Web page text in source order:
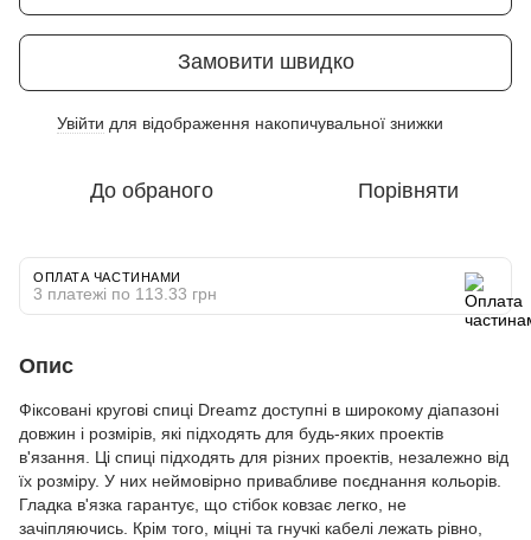
Замовити швидко
Увійти для відображення накопичувальної знижки
До обраного Порівняти
ОПЛАТА ЧАСТИНАМИ
3 платежі по 113.33 грн
Опис
Фіксовані кругові спиці Dreamz доступні в широкому діапазоні
довжин і розмірів, які підходять для будь-яких проектів
в'язання. Ці спиці підходять для різних проектів, незалежно від
їх розміру. У них неймовірно привабливе поєднання кольорів.
Гладка в'язка гарантує, що стібок ковзає легко, не
зачіпляючись. Крім того, міцні та гнучкі кабелі лежать рівно,